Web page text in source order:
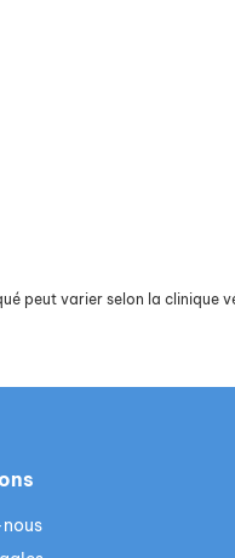
peut varier selon la clinique